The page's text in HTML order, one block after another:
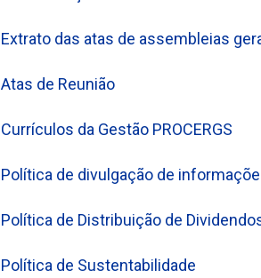
Extrato das atas de assembleias
Atas de Reunião
Currículos da Gestão PROCERGS
Política de divulgação de
Política de Distribuição de
Política de Sustentabilidade